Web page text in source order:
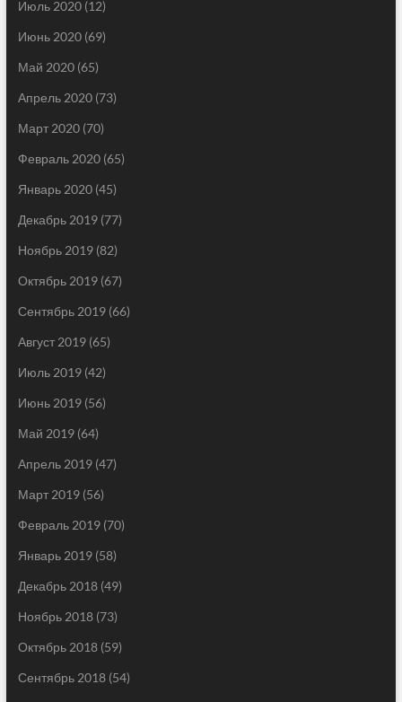
Июль 2020(12)
Июнь 2020(69)
Май 2020(65)
Апрель 2020(73)
Март 2020(70)
Февраль 2020(65)
Январь 2020(45)
Декабрь 2019(77)
Ноябрь 2019(82)
Октябрь 2019(67)
Сентябрь 2019(66)
Август 2019(65)
Июль 2019(42)
Июнь 2019(56)
Май 2019(64)
Апрель 2019(47)
Март 2019(56)
Февраль 2019(70)
Январь 2019(58)
Декабрь 2018(49)
Ноябрь 2018(73)
Октябрь 2018(59)
Сентябрь 2018(54)